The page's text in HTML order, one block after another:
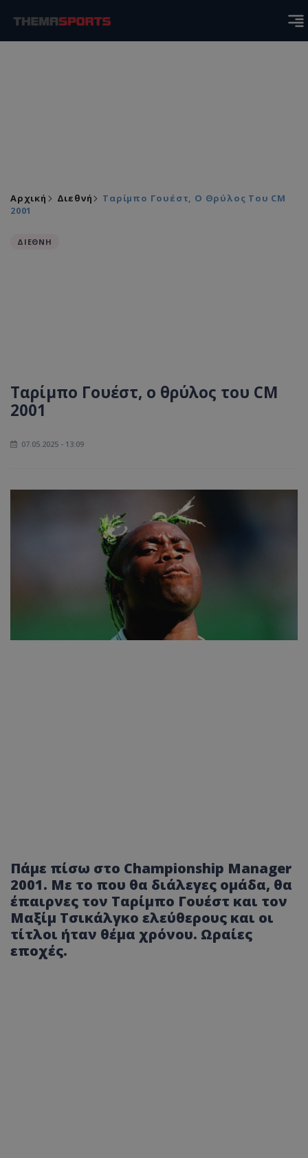
Αρχική Διεθνή
Ταρίμπο Γουέστ, Ο Θρύλος Του CM
2001
ΔΙΕΘΝΗ
Ταρίμπο Γουέστ, ο θρύλος του CM
2001
07.05.2025 - 13:09
Πάμε πίσω στο Championship Manager
2001. Με το που θα διάλεγες ομάδα, θα
έπαιρνες τον Ταρίμπο Γουέστ και τον
Mαξίμ Τσικάλγκο ελεύθερους και οι
τίτλοι ήταν θέμα χρόνου. Ωραίες
εποχές.